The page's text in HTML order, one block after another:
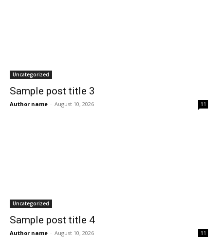
Uncategorized
Sample post title 3
Author name - August 10, 2026 11
Uncategorized
Sample post title 4
Author name - August 10, 2026 11